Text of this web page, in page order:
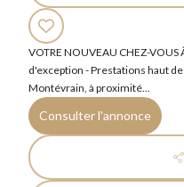
VOTRE NOUVEAU CHEZ-
d'exception - Prestations haut
Montévrain, à proximité...
Consulter l'annonce